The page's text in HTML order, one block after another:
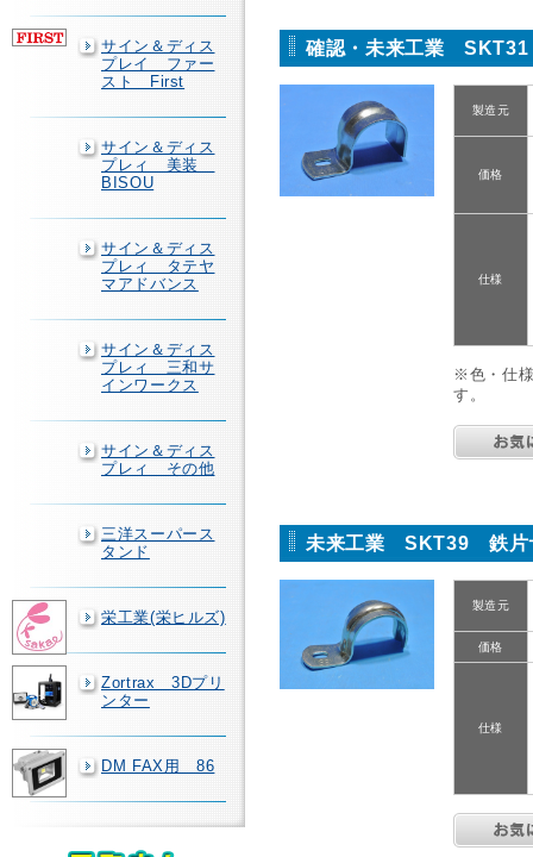
サイン＆ディス
プレイ ファー
スト First
サイン＆ディス
プレィ 美装
BISOU
サイン＆ディス
プレィ タテヤ
マアドバンス
サイン＆ディス
プレィ 三和サ
インワークス
サイン＆ディス
プレィ その他
三洋スーパース
タンド
栄工業(栄ヒルズ)
Zortrax 3Dプリ
ンター
DM FAX用 86
確認・未来工業
製造元
価格
仕様
※色・仕
す。
未来工業 SKT39 鉄片
製造元
価格
仕様